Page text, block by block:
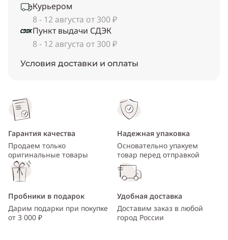
Курьером
8 - 12 августа от 300 ₽
Пункт выдачи СДЭК
8 - 12 августа от 300 ₽
Условия доставки и оплаты
Гарантия качества
Продаем только
оригинальные товары
Надежная упаковка
Основательно упакуем
товар перед отправкой
Пробники в подарок
Дарим подарки при покупке
от 3 000 ₽
Удобная доставка
Доставим заказ в любой
город России